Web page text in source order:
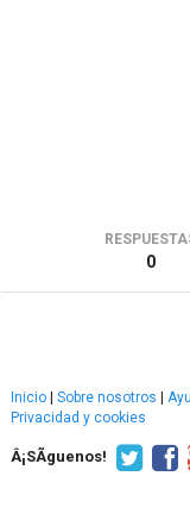
0
Inicio Sobre nosotros
Privacidad y cookies
Â¡SÃ­guenos!